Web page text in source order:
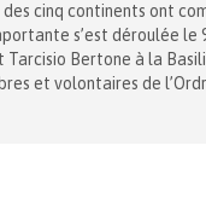
cinq continents ont
s’est déroulée le
Tarcisio Bertone à la
et volontaires de